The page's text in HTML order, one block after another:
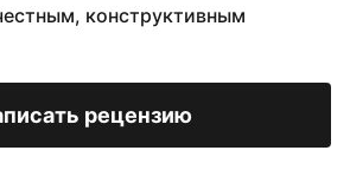
конструктивным
рецензию